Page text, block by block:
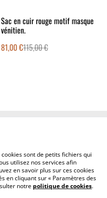
%
Sac en cuir rouge motif masque
vénitien.
81,00 €115,00 €
sont de petits fichiers qui
utilisez nos services afin
en savoir plus sur ces cookies
en cliquant sur « Paramètres des
notre politique de cookies.